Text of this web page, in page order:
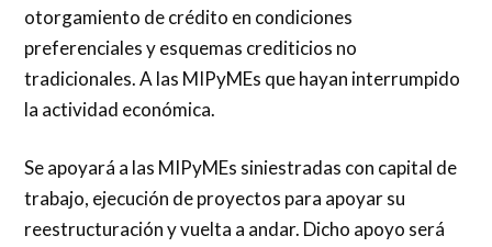
otorgamiento de crédito en condiciones
preferenciales y esquemas crediticios no
tradicionales. A las MIPyMEs que hayan interrumpido
la actividad económica.
Se apoyará a las MIPyMEs siniestradas con capital de
trabajo, ejecución de proyectos para apoyar su
reestructuración y vuelta a andar. Dicho apoyo será